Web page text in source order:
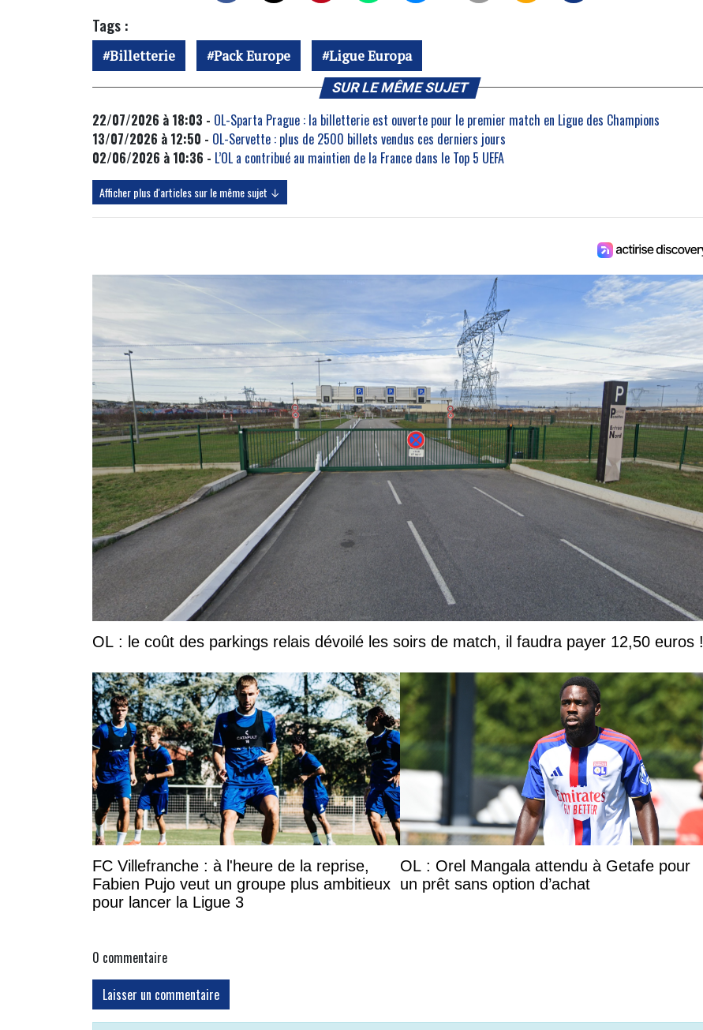
Tags :
Billetterie Pack Europe Ligue Europa
SUR LE MÊME SUJET
22/07/2026 à 18:03 - OL-Sparta Prague : la billetterie est ouverte pour le premier match en Ligue des Champions
13/07/2026 à 12:50 - OL-Servette : plus de 2500 billets vendus ces derniers jours
02/06/2026 à 10:36 - L’OL a contribué au maintien de la France dans le Top 5 UEFA
Afficher plus d'articles sur le même sujet ↓
OL : le coût des parkings relais dévoilé les soirs de match, il faudra payer 12,50 euros !
FC Villefranche : à l'heure de la reprise,
Fabien Pujo veut un groupe plus ambitieux
pour lancer la Ligue 3
OL : Orel Mangala attendu à Getafe pour
un prêt sans option d’achat
0 commentaire
Laisser un commentaire